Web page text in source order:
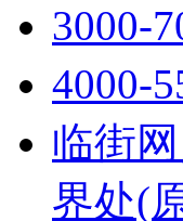
3000-
4000-
临街
界处(